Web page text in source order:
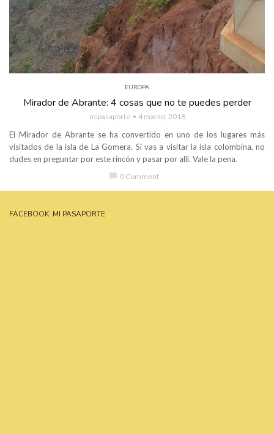
EUROPA
Mirador de Abrante: 4 cosas que no te puedes perder
mipasaporte 4 marzo, 2018
El Mirador de Abrante se ha convertido en uno de los lugares más
visitados de la isla de La Gomera. Si vas a visitar la isla colombina, no
dudes en preguntar por este rincón y pasar por allí. Vale la pena.
0 Comment
FACEBOOK: MI PASAPORTE